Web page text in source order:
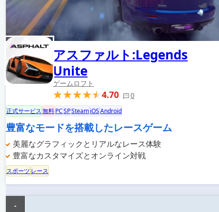
アスファルト:Legends
Unite
ゲームロフト
4.70 0
正式サービス無料PCSPSteamiOSAndroid
豊富なモードを搭載したレースゲーム
美麗なグラフィックとリアルなレース体験
豊富なカスタマイズとオンライン対戦
スポーツ レース
-